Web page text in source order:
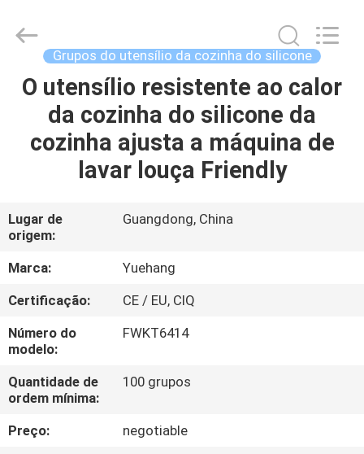
CASA
PRODUTOS
NÓS
EXCURSÃO
DA
FÁBRICA
CONTROLE
DA
QUALIDADE
Guangzhou
Yuehang
Rights
Reserved.
Grupos do utensílio da cozinha do silicone
O utensílio resistente ao calor
da cozinha do silicone da
cozinha ajusta a máquina de
lavar louça Friendly
Lugar de
origem:
Guangdong, China
Marca:
Yuehang
Certificação:
CE / EU, CIQ
Número do
modelo:
FWKT6414
Quantidade de
ordem mínima:
100 grupos
Preço:
negotiable